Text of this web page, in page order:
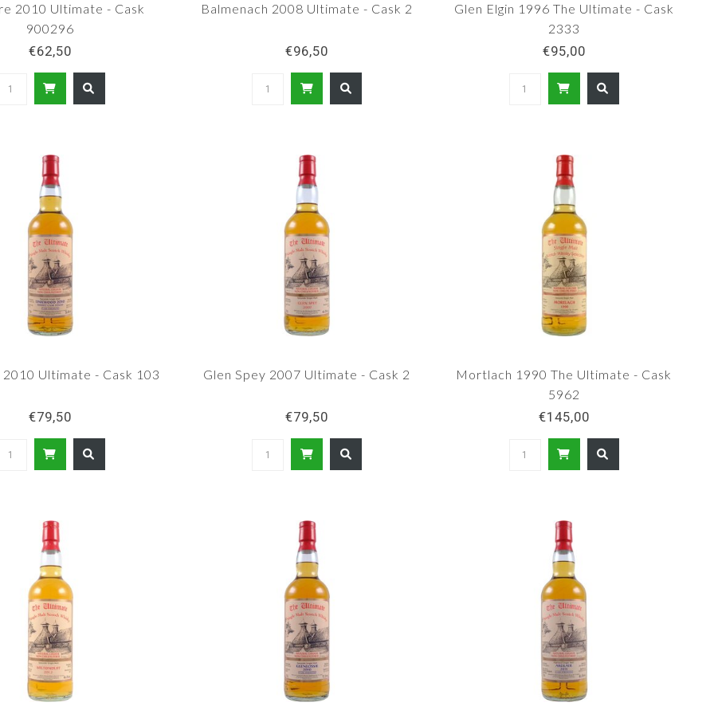
2010 Ultimate - Cask
900296
€62,50
Balmenach 2008 Ultimate - Cask 2
€96,50
Glen Elgin 1996 The Ultimate - Cask
2333
€95,00
Ultimate - Cask 103
€79,50
Glen Spey 2007 Ultimate - Cask 2
€79,50
Mortlach 1990 The Ultimate - Cask
5962
€145,00